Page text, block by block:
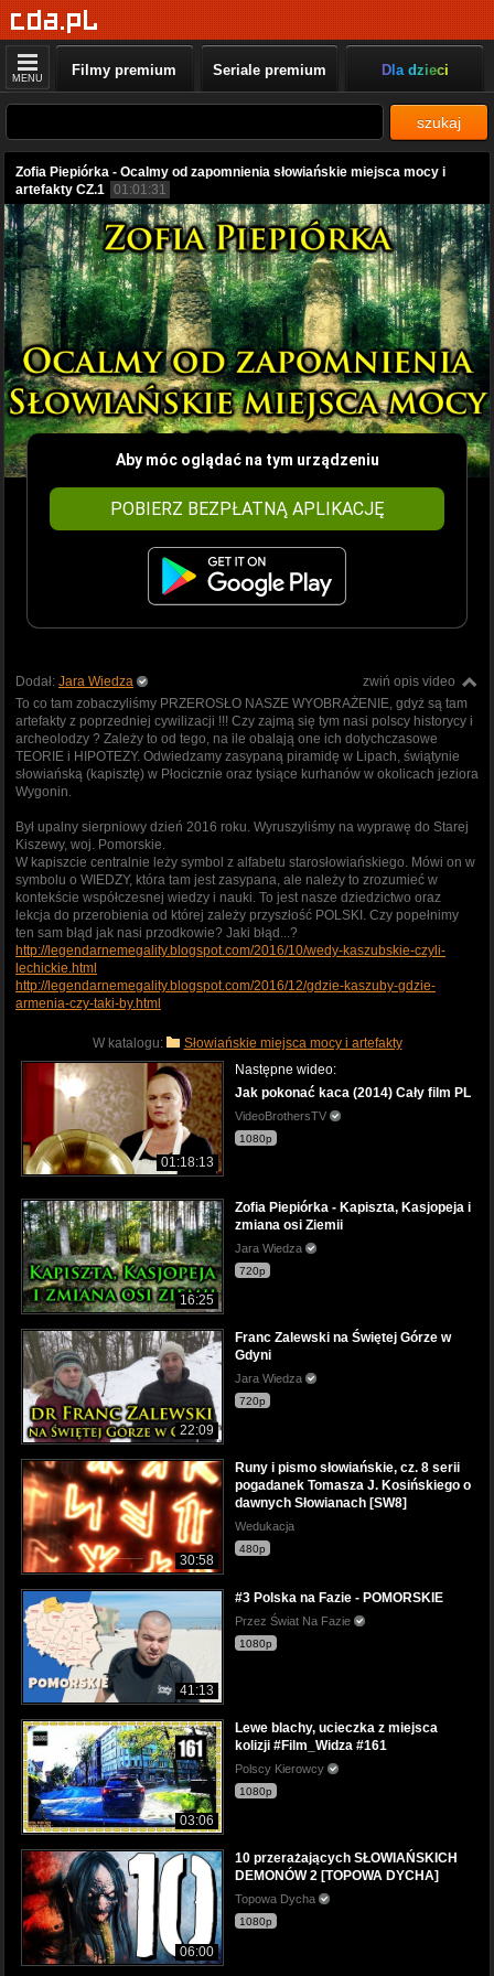
MENU Filmy premium Seriale premium Dla dzieci
szukaj
Zofia Piepiórka - Ocalmy od zapomnienia słowiańskie miejsca mocy i
artefakty CZ.1 01:01:31
Aby móc oglądać na tym urządzeniu
POBIERZ BEZPŁATNĄ APLIKACJĘ
zwiń opis video
Dodał: Jara Wiedza
To co tam zobaczyliśmy PRZEROSŁO NASZE WYOBRAŻENIE, gdyż są tam
artefakty z poprzedniej cywilizacji !!! Czy zajmą się tym nasi polscy historycy i
archeolodzy ? Zależy to od tego, na ile obalają one ich dotychczasowe
TEORIE i HIPOTEZY. Odwiedzamy zasypaną piramidę w Lipach, świątynie
słowiańską (kapisztę) w Płocicznie oraz tysiące kurhanów w okolicach jeziora
Wygonin.
Był upalny sierpniowy dzień 2016 roku. Wyruszyliśmy na wyprawę do Starej
Kiszewy, woj. Pomorskie.
W kapiszcie centralnie leży symbol z alfabetu starosłowiańskiego. Mówi on w
symbolu o WIEDZY, która tam jest zasypana, ale należy to zrozumieć w
kontekście współczesnej wiedzy i nauki. To jest nasze dziedzictwo oraz
lekcja do przerobienia od której zależy przyszłość POLSKI. Czy popełnimy
ten sam błąd jak nasi przodkowie? Jaki błąd...?
http://legendarnemegality.blogspot.com/2016/10/wedy-kaszubskie-czyli-
lechickie.html
http://legendarnemegality.blogspot.com/2016/12/gdzie-kaszuby-gdzie-
armenia-czy-taki-by.html
W katalogu: Słowiańskie miejsca mocy i artefakty
01:18:13
Następne wideo:
Jak pokonać kaca (2014) Cały film PL
VideoBrothersTV
1080p
16:25
Zofia Piepiórka - Kapiszta, Kasjopeja i
zmiana osi Ziemii
Jara Wiedza
720p
22:09
Franc Zalewski na Świętej Górze w
Gdyni
Jara Wiedza
720p
30:58
Runy i pismo słowiańskie, cz. 8 serii
pogadanek Tomasza J. Kosińskiego o
dawnych Słowianach [SW8]
Wedukacja
480p
41:13
#3 Polska na Fazie - POMORSKIE
Przez Świat Na Fazie
1080p
03:06
Lewe blachy, ucieczka z miejsca
kolizji #Film_Widza #161
Polscy Kierowcy
1080p
06:00
10 przerażających SŁOWIAŃSKICH
DEMONÓW 2 [TOPOWA DYCHA]
Topowa Dycha
1080p